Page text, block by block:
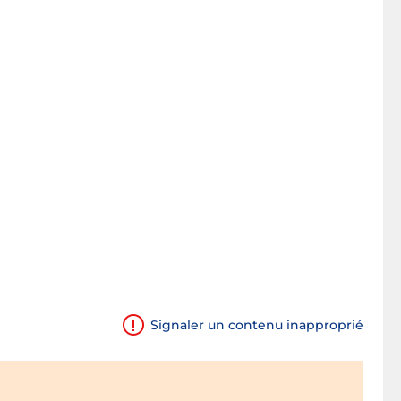
Signaler un contenu inapproprié